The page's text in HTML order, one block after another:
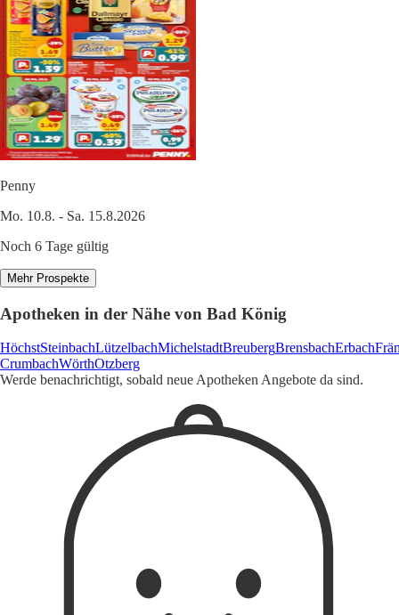
Penny
Mo. 10.8. - Sa. 15.8.2026
Noch 6 Tage gültig
Mehr Prospekte
Apotheken in der Nähe von Bad König
HöchstSteinbachLützelbachMichelstadtBreubergBrensbachErbach
CrumbachWörthOtzberg
Werde benachrichtigt, sobald neue Apotheken Angebote da sind.